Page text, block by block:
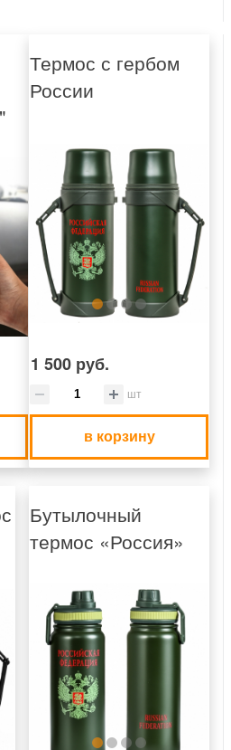
Термос с гербом
России
1 500 руб.
шт
в корзину
Бутылочный
термос «Россия»